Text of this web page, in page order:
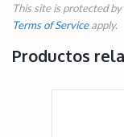
This site is protected
Terms of Serviceapply.
Productos